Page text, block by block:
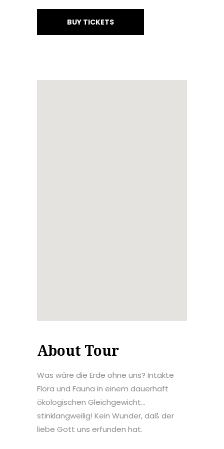
BUY TICKETS
About Tour
Was wäre die Erde ohne uns? Intakte
Flora und Fauna in einem dauerhaft
ökologischen Gleichgewicht…
stinklangweilig! Kein Wunder, daß der
liebe Gott uns erfunden hat.